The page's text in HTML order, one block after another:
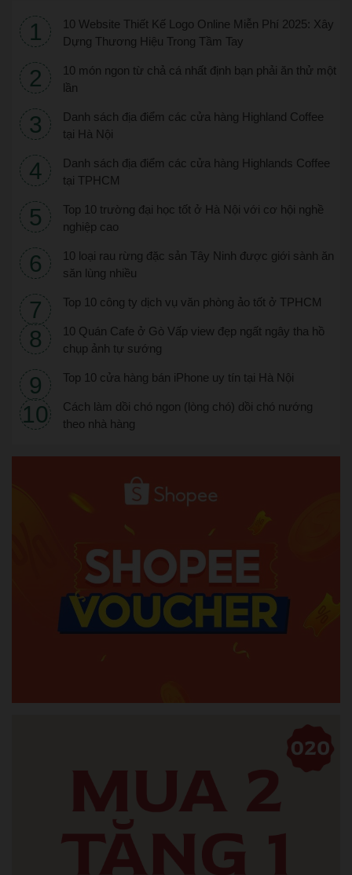
10 Website Thiết Kế Logo Online Miễn Phí 2025: Xây
Dựng Thương Hiệu Trong Tầm Tay
10 món ngon từ chả cá nhất định bạn phải ăn thử một
lần
Danh sách địa điểm các cửa hàng Highland Coffee
tại Hà Nội
Danh sách địa điểm các cửa hàng Highlands Coffee
tại TPHCM
Top 10 trường đại học tốt ở Hà Nội với cơ hội nghề
nghiệp cao
10 loại rau rừng đặc sản Tây Ninh được giới sành ăn
săn lùng nhiều
Top 10 công ty dịch vụ văn phòng ảo tốt ở TPHCM
10 Quán Cafe ở Gò Vấp view đẹp ngất ngây tha hồ
chụp ảnh tự sướng
Top 10 cửa hàng bán iPhone uy tín tại Hà Nội
Cách làm dồi chó ngon (lòng chó) dồi chó nướng
theo nhà hàng